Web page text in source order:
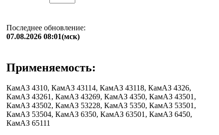
Последнее обновление:
07.08.2026 08:01(мск)
Применяемость:
КамАЗ 4310, КамАЗ 43114, КамАЗ 43118, КамАЗ 4326,
КамАЗ 43261, КамАЗ 43269, КамАЗ 4350, КамАЗ 43501,
КамАЗ 43502, КамАЗ 53228, КамАЗ 5350, КамАЗ 53501,
КамАЗ 53504, КамАЗ 6350, КамАЗ 63501, КамАЗ 6450,
КамАЗ 65111